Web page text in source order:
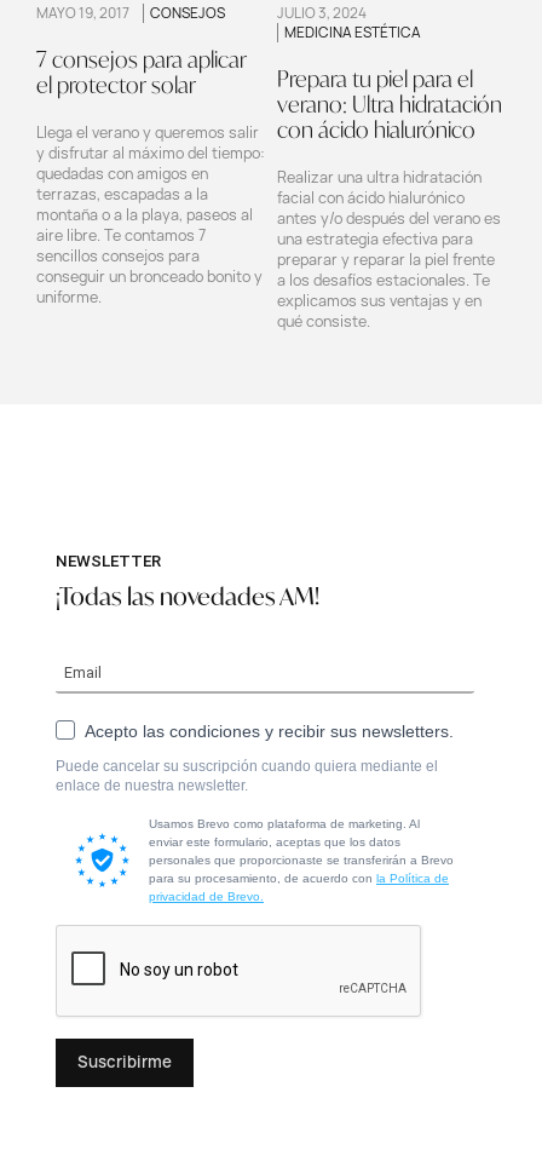
MAYO 19, 2017 CONSEJOS
7 consejos para aplicar
el protector solar
Llega el verano y queremos salir
y disfrutar al máximo del tiempo:
quedadas con amigos en
terrazas, escapadas a la
montaña o a la playa, paseos al
aire libre. Te contamos 7
sencillos consejos para
conseguir un bronceado bonito y
uniforme.
JULIO 3, 2024
MEDICINA ESTÉTICA
Prepara tu piel para el
verano: Ultra hidratación
con ácido hialurónico
Realizar una ultra hidratación
facial con ácido hialurónico
antes y/o después del verano es
una estrategia efectiva para
preparar y reparar la piel frente
a los desafíos estacionales. Te
explicamos sus ventajas y en
qué consiste.
NEWSLETTER
¡Todas las novedades AM!
Acepto las condiciones y recibir sus newsletters.
Puede cancelar su suscripción cuando quiera mediante el
enlace de nuestra newsletter.
Usamos Brevo como plataforma de marketing. Al
enviar este formulario, aceptas que los datos
personales que proporcionaste se transferirán a Brevo
para su procesamiento, de acuerdo con la Política de
privacidad de Brevo.
Suscribirme